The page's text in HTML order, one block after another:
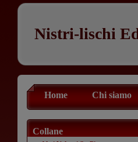
Nistri-lischi
Home Chi siamo
Collane